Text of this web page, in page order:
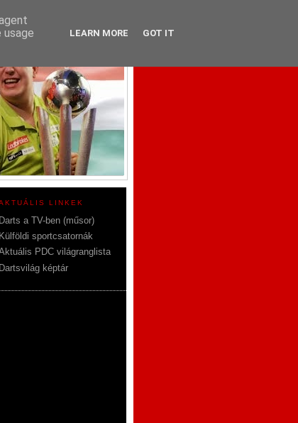
LINKEK
Darts a TV-ben (műsor)
Külföldi sportcsatornák
PDC világranglista
Dartsvilág képtár
LEARN MORE GOT IT